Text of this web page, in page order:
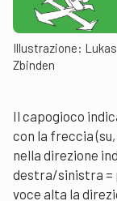
Illustrazione: Lukas
Zbinden
Il capogioco
con la freccia
nella direzione
destra/sinistra =
voce alta la